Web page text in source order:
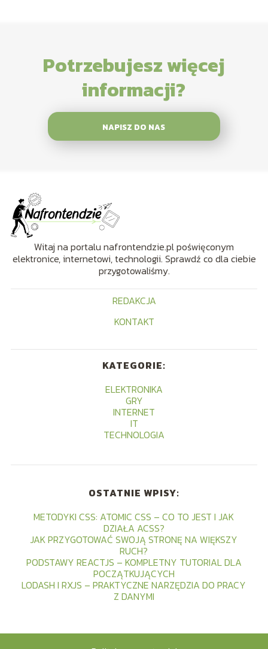
Potrzebujesz więcej
informacji?
NAPISZ DO NAS
Witaj na portalu nafrontendzie.pl poświęconym
elektronice, internetowi, technologii. Sprawdź co dla ciebie
przygotowaliśmy.
REDAKCJA
KONTAKT
KATEGORIE:
ELEKTRONIKA
GRY
INTERNET
IT
TECHNOLOGIA
OSTATNIE WPISY:
METODYKI CSS: ATOMIC CSS – CO TO JEST I JAK
DZIAŁA ACSS?
JAK PRZYGOTOWAĆ SWOJĄ STRONĘ NA WIĘKSZY
RUCH?
PODSTAWY REACTJS – KOMPLETNY TUTORIAL DLA
POCZĄTKUJĄCYCH
LODASH I RXJS – PRAKTYCZNE NARZĘDZIA DO PRACY
Z DANYMI